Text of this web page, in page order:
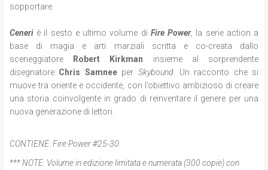
sopportare.
Ceneri è il sesto e ultimo volume di Fire Power, la serie action a
base di magia e arti marziali scritta e co-creata dallo
sceneggiatore
Robert Kirkman insieme al sorprendente
disegnatore Chris Samneeper Skybound. Un racconto che si
muove tra oriente e occidente, con l’obiettivo ambizioso di creare
una storia coinvolgente in grado di reinventare il genere per una
nuova generazione di lettori.
CONTIENE:Fire Power #25-30
*** NOTE: Volume in edizione limitata e numerata (300 copie) con